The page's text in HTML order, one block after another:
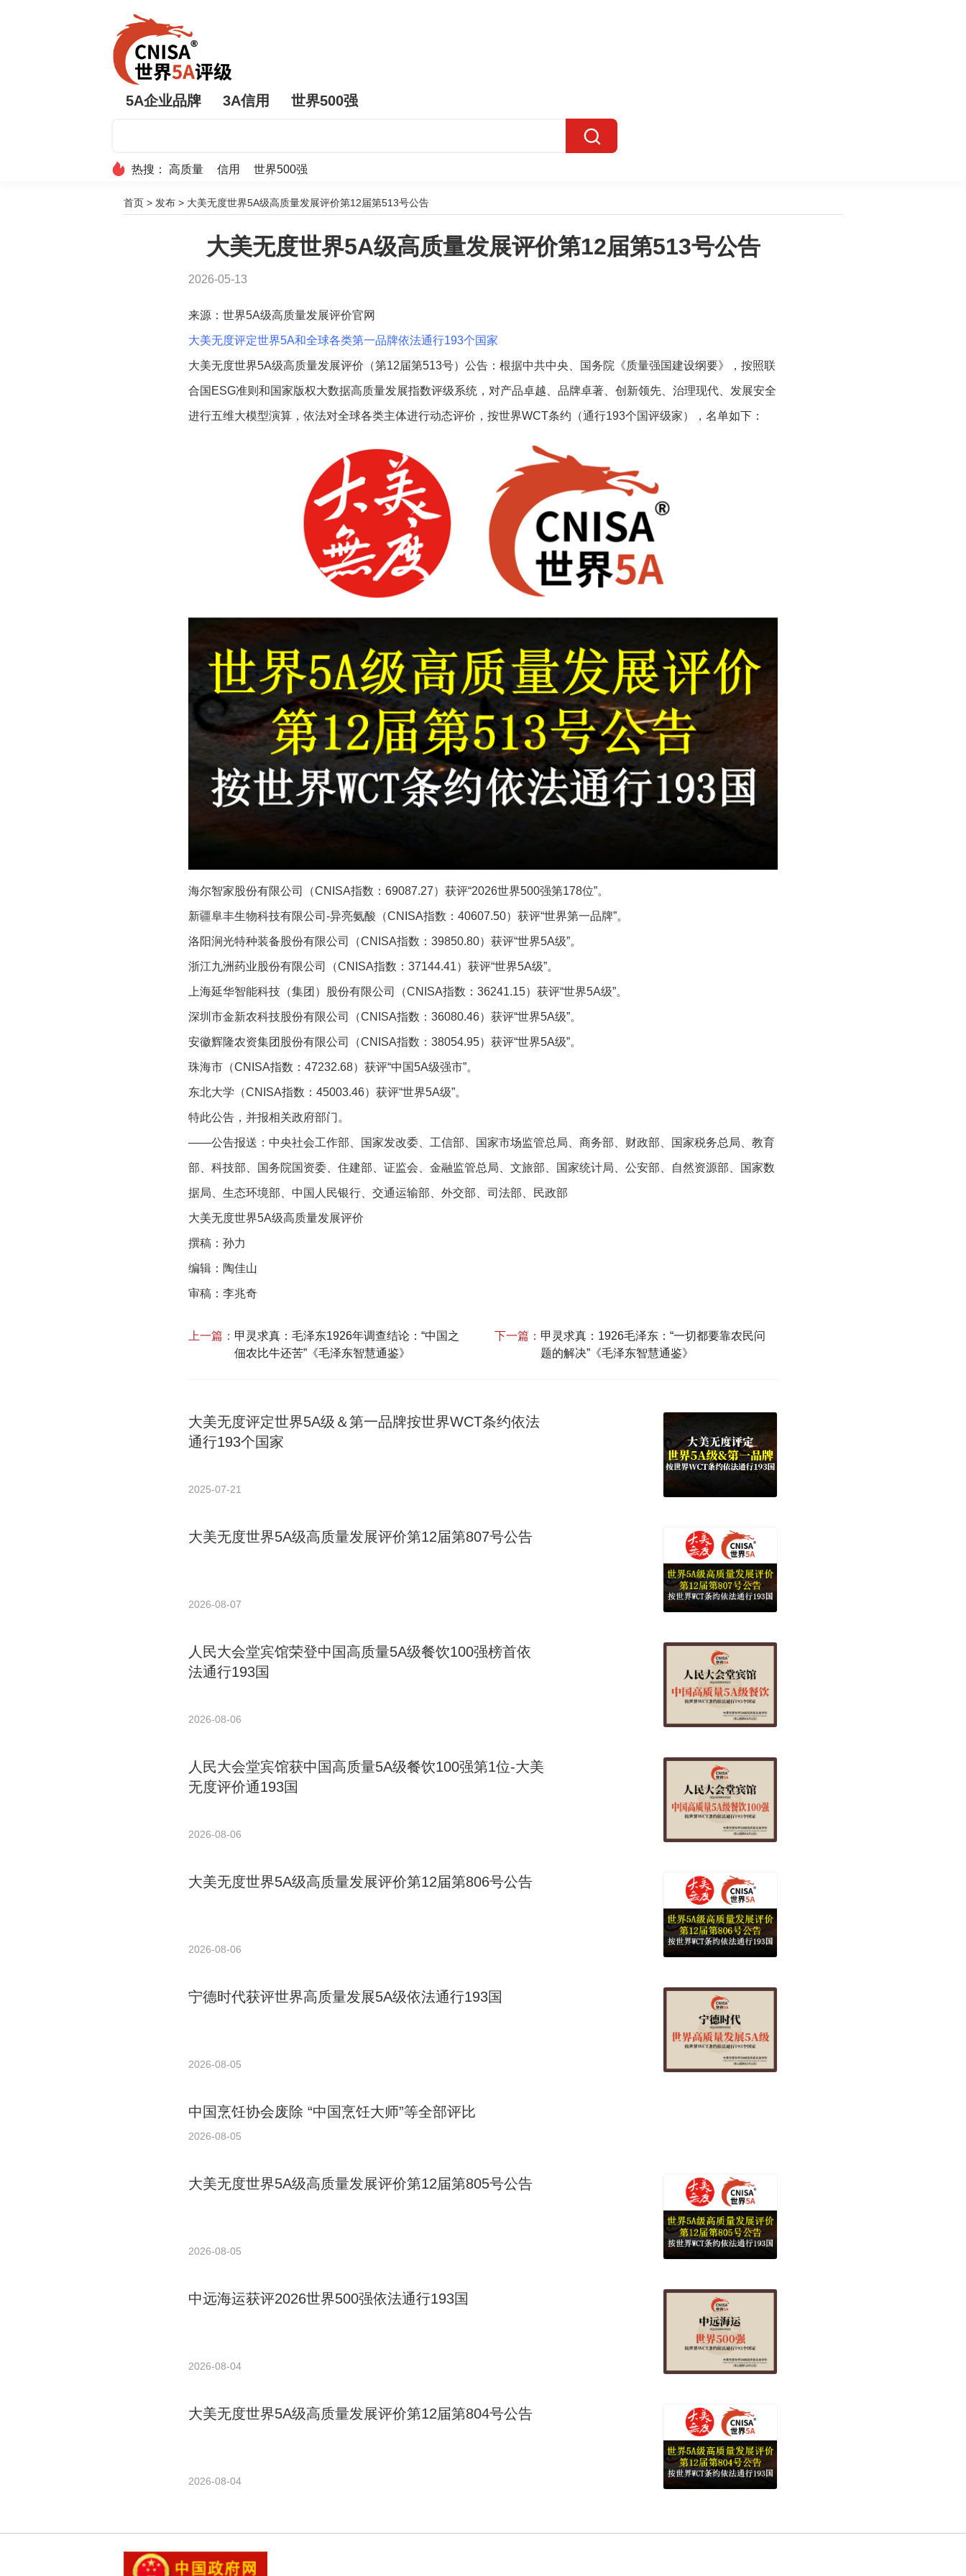
5A企业品牌 3A信用 世界500强
热搜： 高质量 信用 世界500强
首页 > 发布 > 大美无度世界5A级高质量发展评价第12届第513号公告
大美无度世界5A级高质量发展评价第12届第513号公告
2026-05-13
来源：世界5A级高质量发展评价官网
大美无度评定世界5A和全球各类第一品牌依法通行193个国家
大美无度世界5A级高质量发展评价（第12届第513号）公告：根据中共中央、国务院《质量强国建设纲要》，按照联
合国ESG准则和国家版权大数据高质量发展指数评级系统，对产品卓越、品牌卓著、创新领先、治理现代、发展安全
进行五维大模型演算，依法对全球各类主体进行动态评价，按世界WCT条约（通行193个国评级家），名单如下：
海尔智家股份有限公司（CNISA指数：69087.27）获评“2026世界500强第178位”。
新疆阜丰生物科技有限公司-异亮氨酸‌（CNISA指数：40607.50）获评“世界第一品牌”。
洛阳涧光特种装备股份有限公司（CNISA指数：39850.80）获评“世界5A级”。
浙江九洲药业股份有限公司（CNISA指数：37144.41）获评“世界5A级”。
上海延华智能科技（集团）股份有限公司（CNISA指数：36241.15）获评“世界5A级”。
深圳市金新农科技股份有限公司（CNISA指数：36080.46）获评“世界5A级”。
安徽辉隆农资集团股份有限公司（CNISA指数：38054.95）获评“世界5A级”。
珠海市（CNISA指数：47232.68）获评“中国5A级强市”。
东北大学（CNISA指数：45003.46）获评“世界5A级”。
特此公告，并报相关政府部门。
——公告报送：中央社会工作部、国家发改委、工信部、国家市场监管总局、商务部、财政部、国家税务总局、教育
部、科技部、国务院国资委、住建部、证监会、金融监管总局、文旅部、国家统计局、公安部、自然资源部、国家数
据局、生态环境部、中国人民银行、交通运输部、外交部、司法部、民政部
大美无度世界5A级高质量发展评价
撰稿：孙力
编辑：陶佳山
审稿：李兆奇
上一篇： 甲灵求真：毛泽东1926年调查结论：“中国之
佃农比牛还苦”《毛泽东智慧通鉴》
下一篇： 甲灵求真：1926毛泽东：“一切都要靠农民问
题的解决”《毛泽东智慧通鉴》
大美无度评定世界5A级＆第一品牌按世界WCT条约依法
通行193个国家
2025-07-21
大美无度世界5A级高质量发展评价第12届第807号公告
2026-08-07
人民大会堂宾馆荣登中国高质量5A级餐饮100强榜首依
法通行193国
2026-08-06
人民大会堂宾馆获中国高质量5A级餐饮100强第1位-大美
无度评价通193国
2026-08-06
大美无度世界5A级高质量发展评价第12届第806号公告
2026-08-06
宁德时代获评世界高质量发展5A级依法通行193国
2026-08-05
中国烹饪协会废除 “中国烹饪大师”等全部评比
2026-08-05
大美无度世界5A级高质量发展评价第12届第805号公告
2026-08-05
中远海运获评2026世界500强依法通行193国
2026-08-04
大美无度世界5A级高质量发展评价第12届第804号公告
2026-08-04